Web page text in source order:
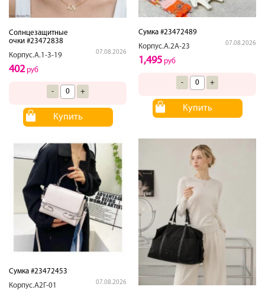
Солнцезащитные
очки #23472838
Корпус.А.1-3-19
07.08.2026
402руб
- +
Купить
Сумка #23472489
Корпус.А.2А-23
07.08.2026
1,495 руб
- +
Купить
Сумка #23472453
Корпус.А2Г-01
07.08.2026